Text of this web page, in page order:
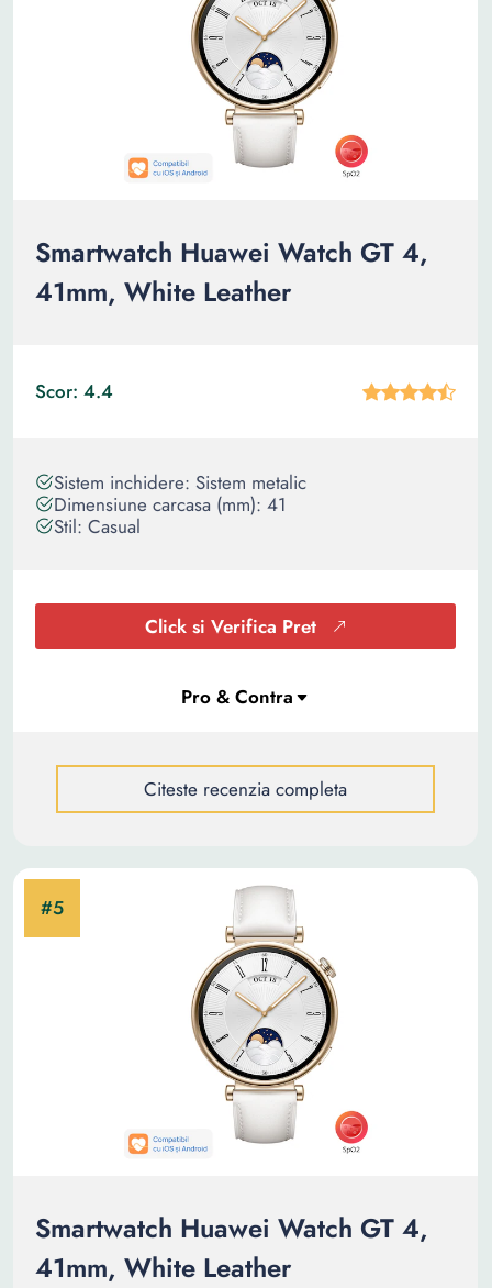
Smartwatch Huawei Watch GT 4,
41mm, White Leather
Scor: 4.4
Sistem inchidere: Sistem metalic
Dimensiune carcasa (mm): 41
Stil: Casual
Click si Verifica Pret
Citeste recenzia completa
Smartwatch Huawei Watch GT 4,
41mm, White Leather